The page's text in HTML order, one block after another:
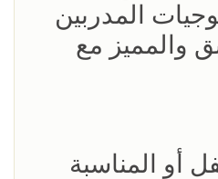
المدربين
والمميز مع
أو المناسبة